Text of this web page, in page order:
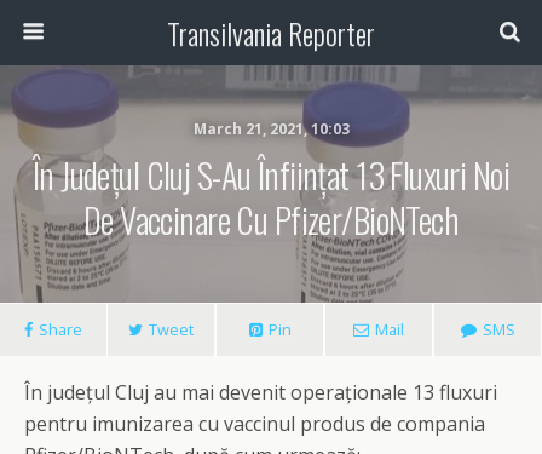
Transilvania Reporter
March 21, 2021, 10:03
În Județul Cluj S-Au Înființat 13 Fluxuri Noi
De Vaccinare Cu Pfizer/BioNTech
Share Tweet Pin Mail SMS
În județul Cluj au mai devenit operaționale 13 fluxuri
pentru imunizarea cu vaccinul produs de compania